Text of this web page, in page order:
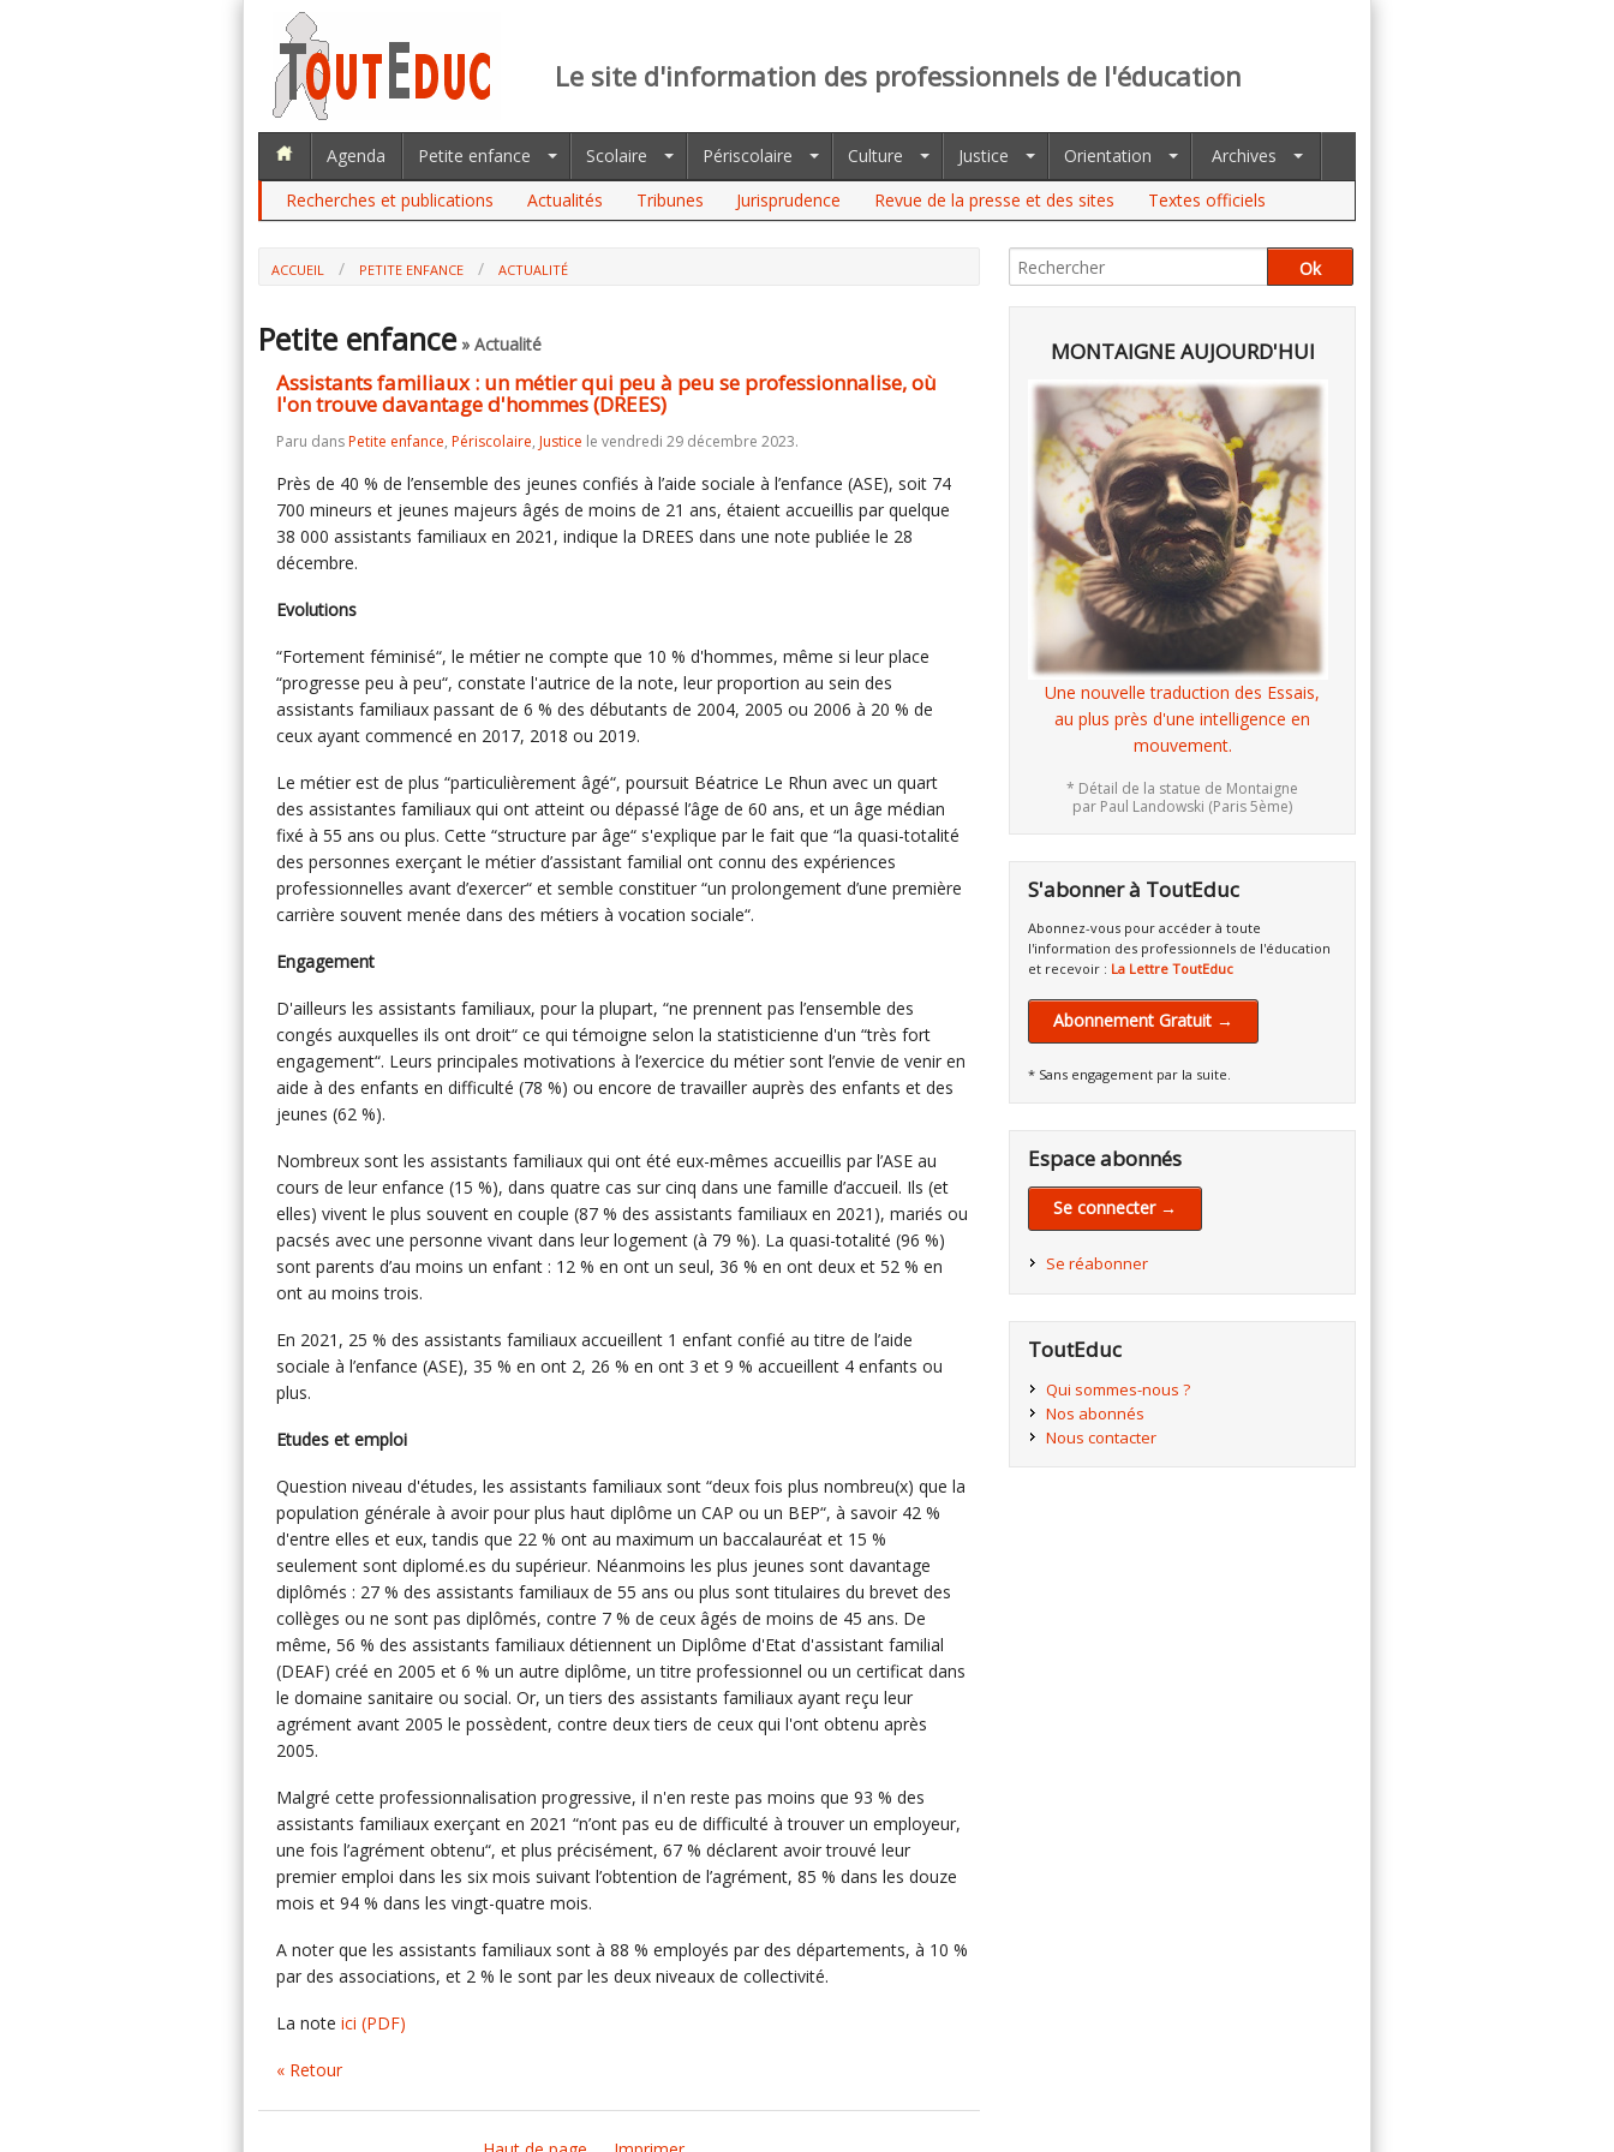
Le site d'information des professionnels de l'éducation
Agenda Petite enfance Scolaire Périscolaire Culture Justice Orientation
Archives
Recherches et publications
Actualités Tribunes Jurisprudence Revue de la presse et des sites Textes officiels
ACCUEIL PETITE ENFANCE
ACTUALITÉ
DAVANTAGE D'HOMMES (DREES)
Petite enfance» Actualité
Assistants familiaux : un métier qui peu à peu se professionnalise, où
l'on trouve davantage d'hommes (DREES)
Paru dansPetite enfance, Périscolaire, Justice le vendredi 29 décembre 2023.
Près de 40 % de l’ensemble des jeunes confiés à l’aide sociale à l’enfance (ASE), soit 74
700 mineurs et jeunes majeurs âgés de moins de 21 ans, étaient accueillis par quelque
38 000 assistants familiaux en 2021, indique la DREES dans une note publiée le 28
décembre.
Evolutions
“Fortement féminisé“, le métier ne compte que 10 % d'hommes, même si leur place
“progresse peu à peu“, constate l'autrice de la note, leur proportion au sein des
assistants familiaux passant de 6 % des débutants de 2004, 2005 ou 2006 à 20 % de
ceux ayant commencé en 2017, 2018 ou 2019.
Le métier est de plus “particulièrement âgé“, poursuit Béatrice Le Rhun avec un quart
des assistantes familiaux qui ont atteint ou dépassé l’âge de 60 ans, et un âge médian
fixé à 55 ans ou plus. Cette “structure par âge“ s'explique par le fait que “la quasi-totalité
des personnes exerçant le métier d’assistant familial ont connu des expériences
professionnelles avant d’exercer“ et semble constituer “un prolongement d’une première
carrière souvent menée dans des métiers à vocation sociale“.
Engagement
D'ailleurs les assistants familiaux, pour la plupart, “ne prennent pas l’ensemble des
congés auxquelles ils ont droit“ ce qui témoigne selon la statisticienne d'un “très fort
engagement“. Leurs principales motivations à l’exercice du métier sont l’envie de venir en
aide à des enfants en difficulté (78 %) ou encore de travailler auprès des enfants et des
jeunes (62 %).
Nombreux sont les assistants familiaux qui ont été eux-mêmes accueillis par l’ASE au
cours de leur enfance (15 %), dans quatre cas sur cinq dans une famille d’accueil. Ils (et
elles) vivent le plus souvent en couple (87 % des assistants familiaux en 2021), mariés ou
pacsés avec une personne vivant dans leur logement (à 79 %). La quasi-totalité (96 %)
sont parents d’au moins un enfant : 12 % en ont un seul, 36 % en ont deux et 52 % en
ont au moins trois.
En 2021, 25 % des assistants familiaux accueillent 1 enfant confié au titre de l’aide
sociale à l’enfance (ASE), 35 % en ont 2, 26 % en ont 3 et 9 % accueillent 4 enfants ou
plus.
Etudes et emploi
Question niveau d'études, les assistants familiaux sont “deux fois plus nombreu(x) que la
population générale à avoir pour plus haut diplôme un CAP ou un BEP“, à savoir 42 %
d'entre elles et eux, tandis que 22 % ont au maximum un baccalauréat et 15 %
seulement sont diplomé.es du supérieur. Néanmoins les plus jeunes sont davantage
diplômés : 27 % des assistants familiaux de 55 ans ou plus sont titulaires du brevet des
collèges ou ne sont pas diplômés, contre 7 % de ceux âgés de moins de 45 ans. De
même, 56 % des assistants familiaux détiennent un Diplôme d'Etat d'assistant familial
(DEAF) créé en 2005 et 6 % un autre diplôme, un titre professionnel ou un certificat dans
le domaine sanitaire ou social. Or, un tiers des assistants familiaux ayant reçu leur
agrément avant 2005 le possèdent, contre deux tiers de ceux qui l'ont obtenu après
2005.
Malgré cette professionnalisation progressive, il n'en reste pas moins que 93 % des
assistants familiaux exerçant en 2021 “n’ont pas eu de difficulté à trouver un employeur,
une fois l’agrément obtenu“, et plus précisément, 67 % déclarent avoir trouvé leur
premier emploi dans les six mois suivant l’obtention de l’agrément, 85 % dans les douze
mois et 94 % dans les vingt-quatre mois.
A noter que les assistants familiaux sont à 88 % employés par des départements, à 10 %
par des associations, et 2 % le sont par les deux niveaux de collectivité.
La note ici (PDF)
« Retour
MONTAIGNE AUJOURD'HUI
Une nouvelle traduction des Essais,
au plus près d'une intelligence en
mouvement.
* Détail de la statue de Montaigne
par Paul Landowski (Paris 5ème)
S'abonner à ToutEduc
Abonnez-vous pour accéder à toute
l'information des professionnels de l'éducation
et recevoir : La Lettre ToutEduc
Abonnement Gratuit →
* Sans engagement par la suite.
Espace abonnés
Se connecter →
Se réabonner
ToutEduc
Qui sommes-nous ?
Nos abonnés
Nous contacter